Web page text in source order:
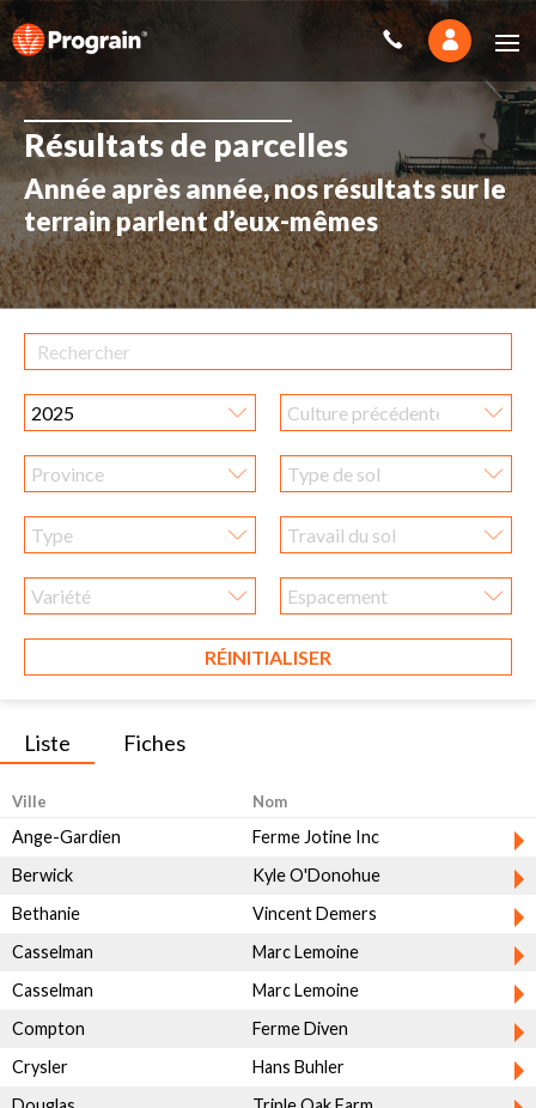
Résultats de parcelles
Année après année, nos résultats sur le
terrain parlent d’eux-mêmes
RÉINITIALISER
Liste Fiches
Ville Nom
Ange-Gardien
Ferme Jotine Inc
Berwick
Kyle O'Donohue
Bethanie
Vincent Demers
Casselman
Marc Lemoine
Casselman
Marc Lemoine
Compton
Ferme Diven
Crysler
Hans Buhler